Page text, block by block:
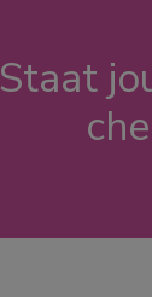
Staat